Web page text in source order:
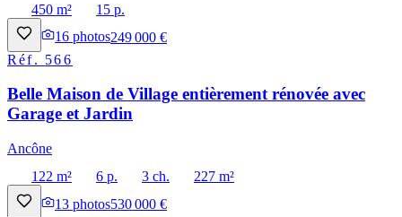
450 m²
15 p.
16 photos249 000 €
Réf. 566
Belle Maison de Village entièrement rénovée avec
Garage et Jardin
Ancône
122 m²
6 p. 3 ch.
227 m²
13 photos530 000 €